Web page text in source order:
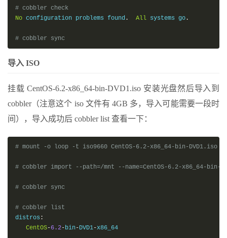
# cobbler check
No configuration problems found . All systems go .
# cobbler sync
导入 ISO
挂载 CentOS-6.2-x86_64-bin-DVD1.iso 安装光盘然后导入到
cobbler（注意这个 iso 文件有 4GB 多，导入可能需要一段时
间），导入成功后 cobbler list 查看一下：
# mount -o loop -t iso9660 CentOS-6.2-x86_64-bin-DVD1.iso /
# cobbler import --path=/mnt --name=CentOS-6.2-x86_64-bin-
# cobbler sync
# cobbler list
distros :
CentOS-6.2-bin-DVD1-x86_64